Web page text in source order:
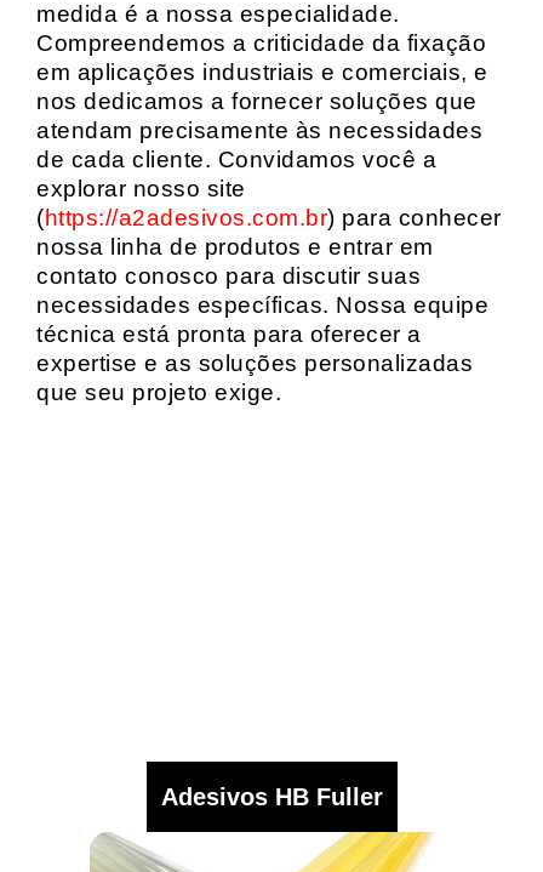
medida é a nossa especialidade.
Compreendemos a criticidade da fixação
em aplicações industriais e comerciais, e
nos dedicamos a fornecer soluções que
atendam precisamente às necessidades
de cada cliente. Convidamos você a
explorar nosso site
(https://a2adesivos.com.br) para conhecer
nossa linha de produtos e entrar em
contato conosco para discutir suas
necessidades específicas. Nossa equipe
técnica está pronta para oferecer a
expertise e as soluções personalizadas
que seu projeto exige.
Adesivos HB Fuller